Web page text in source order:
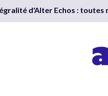
d'Alter Echos : toutes